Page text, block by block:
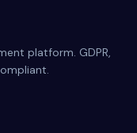
platform. GDPR,